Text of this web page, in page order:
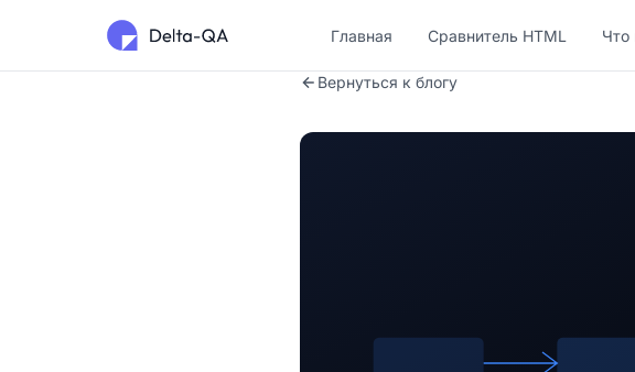
Главная Сравнитель HTML Что
Вернуться к блогу